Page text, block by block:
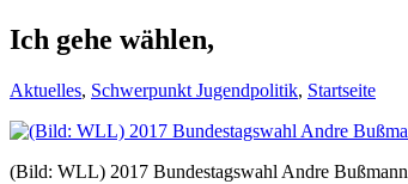
Ich gehe wählen,
Aktuelles, Schwerpunkt Jugendpolitik, Startseite
(Bild: WLL) 2017 Bundestagswahl Andre Bußmann